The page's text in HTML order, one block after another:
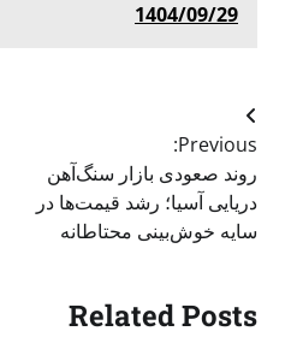
1404/09/29
Previous:
روند صعودی بازار سنگ‌آهن
دریایی آسیا؛ رشد قیمت‌ها در
سایه خوش‌بینی محتاطانه
Related Posts